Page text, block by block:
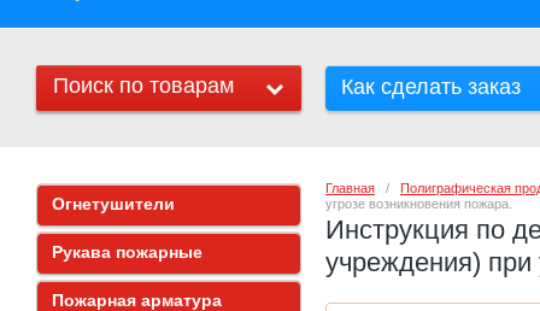
Поиск по товарам Как сделать заказ
Главная
   /
Полиграфическая
угрозе возникновения пожара.
Инструкция по
учреждения) при
Огнетушители
Рукава пожарные
Пожарная арматура